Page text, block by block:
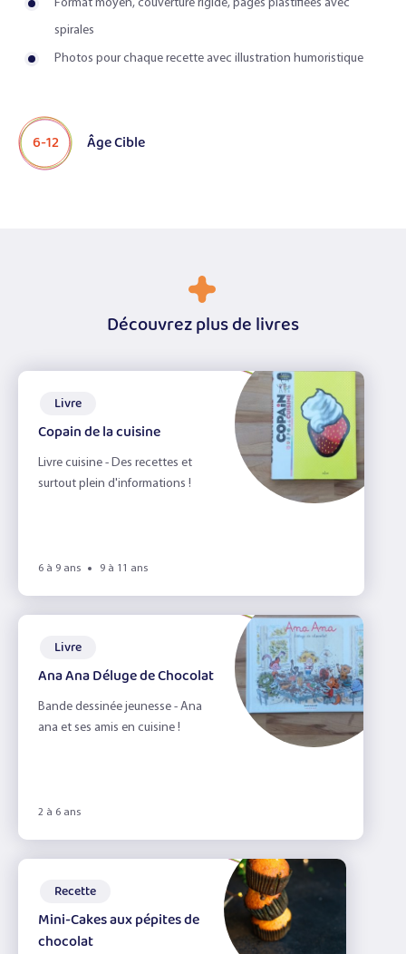
Format moyen, couverture rigide, pages plastifiées avec
spirales
Photos pour chaque recette avec illustration humoristique
6-12 Âge Cible
Découvrez plus de livres
Livre
Copain de la cuisine
Livre cuisine - Des recettes et
surtout plein d'informations !
6 à 9 ans 9 à 11 ans
Livre
Ana Ana Déluge de Chocolat
Bande dessinée jeunesse - Ana
ana et ses amis en cuisine !
2 à 6 ans
Recette
Mini-Cakes aux pépites de
chocolat